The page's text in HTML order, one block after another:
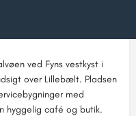
ved Fyns vestkyst i
over Lillebælt. Pladsen
med
hyggelig café og butik.